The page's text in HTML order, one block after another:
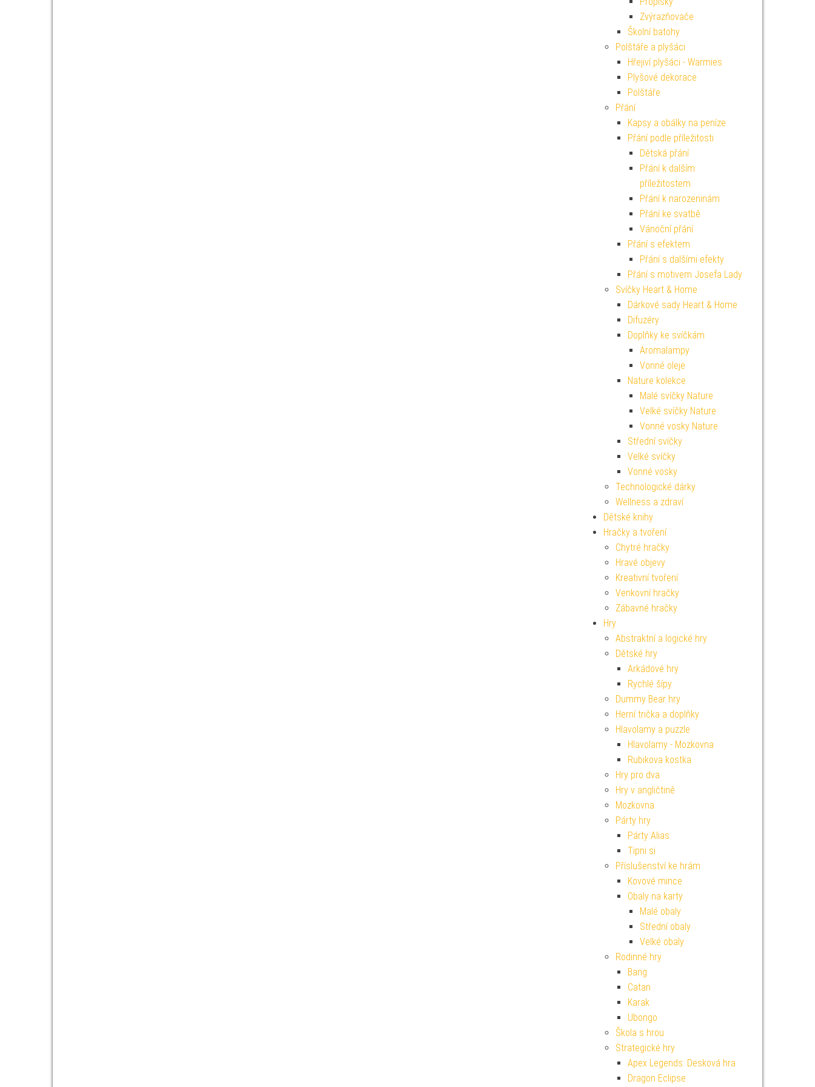
Zvýrazňovače
Školní batohy
Polštáře a plyšáci
Hřejiví plyšáci - Warmies
Plyšové dekorace
Polštáře
Přání
Kapsy a obálky na peníze
Přání podle příležitosti
Dětská přání
Přání k dalším
příležitostem
Přání k narozeninám
Přání ke svatbě
Vánoční přání
Přání s efektem
Přání s dalšími efekty
Přání s motivem Josefa Lady
Svíčky Heart & Home
Dárkové sady Heart & Home
Difuzéry
Doplňky ke svíčkám
Aromalampy
Vonné oleje
Nature kolekce
Malé svíčky Nature
Velké svíčky Nature
Vonné vosky Nature
Střední svíčky
Velké svíčky
Vonné vosky
Technologické dárky
Wellness a zdraví
Dětské knihy
Hračky a tvoření
Chytré hračky
Hravé objevy
Kreativní tvoření
Venkovní hračky
Zábavné hračky
Hry
Abstraktní a logické hry
Dětské hry
Arkádové hry
Rychlé šípy
Dummy Bear hry
Herní trička a doplňky
Hlavolamy a puzzle
Hlavolamy - Mozkovna
Rubikova kostka
Hry pro dva
Hry v angličtině
Mozkovna
Párty hry
Párty Alias
Tipni si
Příslušenství ke hrám
Kovové mince
Obaly na karty
Malé obaly
Střední obaly
Velké obaly
Rodinné hry
Bang
Catan
Karak
Ubongo
Škola s hrou
Strategické hry
Apex Legends: Desková hra
Dragon Eclipse